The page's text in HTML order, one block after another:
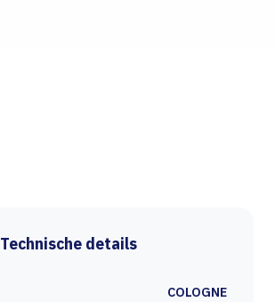
Technische details
COLOGNE